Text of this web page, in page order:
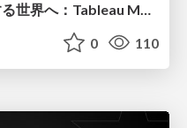
0 110